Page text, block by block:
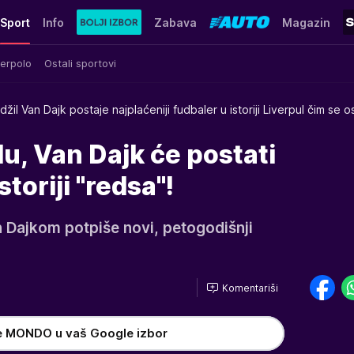
Sport
Ostali sportovi
Info Zabava Magazin
Van Dajk postaje najplaćeniji fudbaler u istoriji Liverpul čim se
Van Dajk će postati
"redsa"!
Dajkom potpiše novi, petogodišnji
Komentariši
MONDO u vaš Google izbor